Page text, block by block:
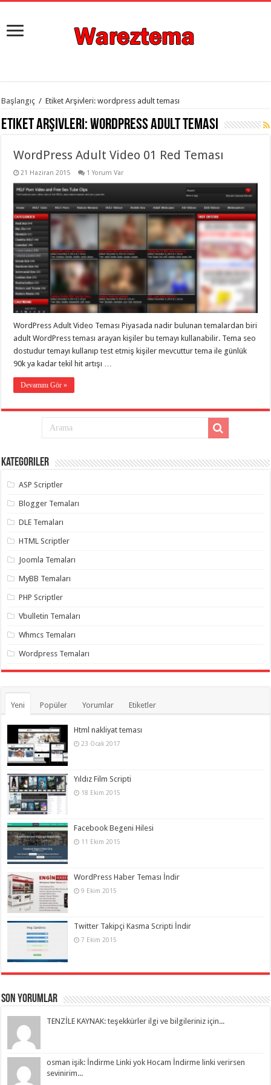
istanbul
evden
eve
organizasyon,
evden
taşımacılık,
taşımacılık,
gaziantep
evden
taşımacılık,
evden
taşımacılık,
gaziantep
evden
gaziantep
evden
taşımacılık,
gaziantep
taşımacılık,
evden
taşımacılık,
gaziantep
taşıma,
evden
taşımacılık,
gaziantep
organizasyon
gaziantep
organizasyon,
gaziantep
organizasyon
gaziantep
gaziantep
gaziantep
gaziantep
twitter
hilesi,
takipçi
hilesi
instagram
hilesi,
Başlangıç / Etiket Arşivleri: wordpress adult teması
Etiket Arşivleri:wordpress adult teması
WordPress Adult Video 01 Red Teması
21 Haziran 2015 1 Yorum Var
WordPress Adult Video Teması Piyasada nadir bulunan temalardan biri
adult WordPress teması arayan kişiler bu temayı kullanabilir. Tema seo
dostudur temayı kullanıp test etmiş kişiler mevcuttur tema ile günlük
90k ya kadar tekil hit artışı …
Devamını Gör »
Kategoriler
ASP Scriptler
Blogger Temaları
DLE Temaları
HTML Scriptler
Joomla Temaları
MyBB Temaları
PHP Scriptler
Vbulletin Temaları
Whmcs Temaları
Wordpress Temaları
Yeni Popüler Yorumlar Etiketler
Html nakliyat teması
23 Ocak 2017
Yıldız Film Scripti
18 Ekim 2015
Facebook Begeni Hilesi
11 Ekim 2015
WordPress Haber Teması İndir
9 Ekim 2015
Twitter Takipçi Kasma Scripti İndir
7 Ekim 2015
Son Yorumlar
TENZİLE KAYNAK: teşekkürler ilgi ve bilgileriniz için...
osman işik: İndirme Linki yok Hocam İndirme linki verirsen
sevinirim...